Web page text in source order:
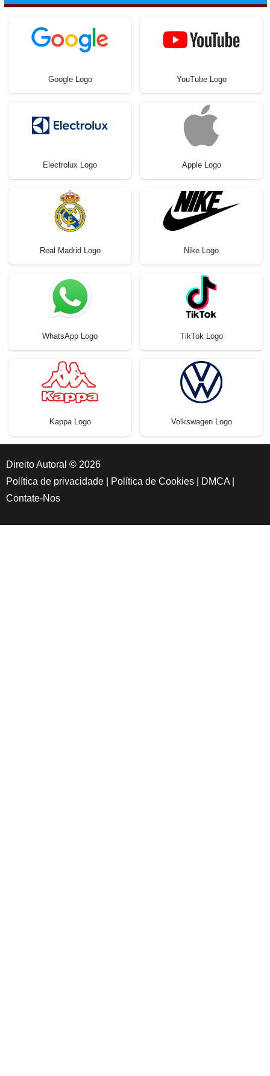
Google Logo YouTube Logo
Electrolux Logo Apple Logo
Real Madrid Logo Nike Logo
WhatsApp Logo TikTok Logo
Kappa Logo Volkswagen Logo
Direito Autoral © 2026
Política de privacidade
Política de Cookies DMCA
Contate-Nos